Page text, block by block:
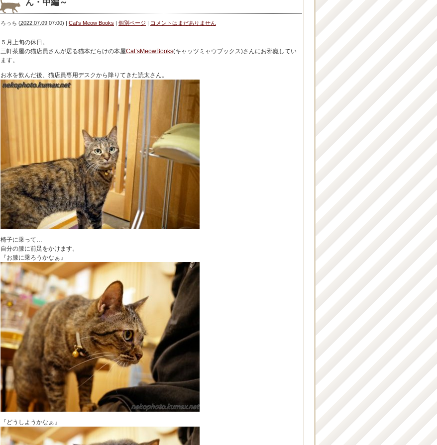
ん・中編～
ろっち (2022.07.09 07:00) | Cat's Meow Books | 個別ページ | コメントはまだありません
５月上旬の休日。
三軒茶屋の猫店員さんが居る猫本だらけの本屋Cat’sMeowBooks(キャッツミャウブックス)さんにお邪魔してい
ます。
お水を飲んだ後、猫店員専用デスクから降りてきた読太さん。
椅子に乗って…
自分の膝に前足をかけます。
『お膝に乗ろうかなぁ』
『どうしようかなぁ』